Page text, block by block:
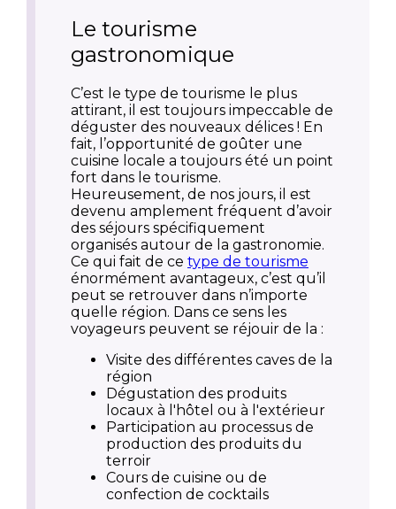
Le tourisme
gastronomique
C’est le type de tourisme le plus
attirant, il est toujours impeccable de
déguster des nouveaux délices ! En
fait, l’opportunité de goûter une
cuisine locale a toujours été un point
fort dans le tourisme.
Heureusement, de nos jours, il est
devenu amplement fréquent d’avoir
des séjours spécifiquement
organisés autour de la gastronomie.
Ce qui fait de ce type de tourisme
énormément avantageux, c’est qu’il
peut se retrouver dans n’importe
quelle région. Dans ce sens les
voyageurs peuvent se réjouir de la :
Visite des différentes caves de la
région
Dégustation des produits
locaux à l'hôtel ou à l'extérieur
Participation au processus de
production des produits du
terroir
Cours de cuisine ou de
confection de cocktails